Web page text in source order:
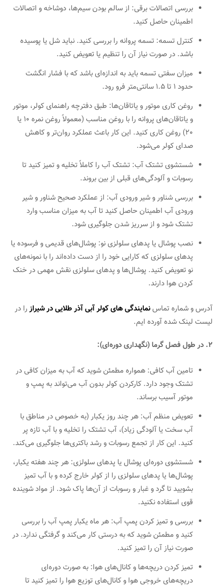
بررسی اتصالات برقی: از سالم بودن سیم‌ها، دوشاخه و اتصالات
اطمینان حاصل کنید.
کنترل تسمه: تسمه پروانه را بررسی کنید. نباید شل یا پوسیده
باشد. در صورت نیاز آن را تنظیم یا تعویض کنید.
میزان سفتی تسمه باید به اندازه‌ای باشد که با فشار انگشت
حدود 1 تا 1.5 سانتی‌متر فرو رود.
روغن کاری موتور و یاتاقان‌ها: طبق دفترچه راهنمای کولر، موتور
و یاتاقان‌های پروانه را با روغن مناسب (معمولاً روغن نمره 10 یا
20) روغن کاری کنید. این کار باعث عملکرد روان‌تر و کاهش
صدای کولر می‌شود.
شستشوی تشتک آب: تشتک آب را کاملاً تخلیه و تمیز کنید تا
رسوبات و آلودگی‌های قبلی از بین بروند.
بررسی شناور و شیر ورودی آب: از عملکرد صحیح شناور و شیر
ورودی آب اطمینان حاصل کنید تا آب به میزان مناسب وارد
تشتک شود و از سرریز شدن جلوگیری شود.
نصب پوشال یا پدهای سلولزی نو: پوشال‌های قدیمی و فرسوده یا
پدهای سلولزی که کارایی خود را از دست داده‌اند را با نمونه‌های
نو تعویض کنید. پوشال‌ها و پدهای سلولزی نقش مهمی در خنک
کردن هوا دارند.
آدرس و شماره تماسنمایندگی های کولر آبی آذر طلایی در شیرازرا در
لیست لینک شده آورده ایم.
2. در طول فصل گرما (نگهداری دوره‌ای):
تامین آب کافی: همواره مطمئن شوید که آب به میزان کافی در
تشتک وجود دارد. کارکردن کولر بدون آب می‌تواند به پمپ و
موتور آسیب برساند.
تعویض منظم آب: هر چند روز یکبار (به خصوص در مناطق با
آب سخت یا آلودگی زیاد)، آب تشتک را تخلیه و با آب تازه پر
کنید. این کار از تجمع رسوبات و رشد باکتری‌ها جلوگیری می‌کند.
شستشوی دوره‌ای پوشال یا پدهای سلولزی: هر چند هفته یکبار،
پوشال‌ها یا پدهای سلولزی را از کولر خارج کرده و با آب تمیز
بشویید تا گرد و غبار و رسوبات از آن‌ها پاک شود. از مواد شوینده
قوی استفاده نکنید.
بررسی و تمیز کردن پمپ آب: هر ماه یکبار پمپ آب را بررسی
کنید و مطمئن شوید که به درستی کار می‌کند و گرفتگی ندارد. در
صورت نیاز آن را تمیز کنید.
تمیز کردن دریچه‌ها و کانال‌های هوا: به صورت دوره‌ای
دریچه‌های خروجی هوا و کانال‌های توزیع هوا را تمیز کنید تا